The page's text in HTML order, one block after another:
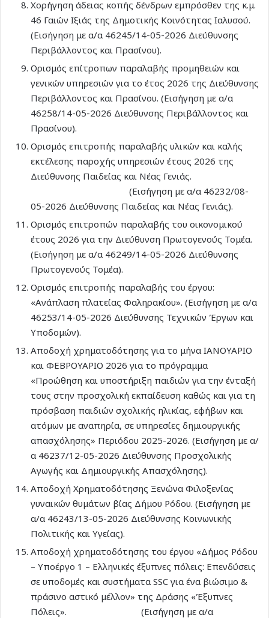
Χορήγηση άδειας κοπής δένδρων εμπρόσθεν της κ.μ.
46 Γαιών Ιξιάς της Δημοτικής Κοινότητας Ιαλυσού.
(Εισήγηση με α/α 46245/14-05-2026 Διεύθυνσης
Περιβάλλοντος και Πρασίνου).
Ορισμός επίτροπων παραλαβής προμηθειών και
γενικών υπηρεσιών για το έτος 2026 της Διεύθυνσης
Περιβάλλοντος και Πρασίνου. (Εισήγηση με α/α
46258/14-05-2026 Διεύθυνσης Περιβάλλοντος και
Πρασίνου).
Ορισμός επιτροπής παραλαβής υλικών και καλής
εκτέλεσης παροχής υπηρεσιών έτους 2026 της
Διεύθυνσης Παιδείας και Νέας Γενιάς.
(Εισήγηση με α/α 46232/08-
05-2026 Διεύθυνσης Παιδείας και Νέας Γενιάς).
Ορισμός επιτροπών παραλαβής του οικονομικού
έτους 2026 για την Διεύθυνση Πρωτογενούς Τομέα.
(Εισήγηση με α/α 46249/14-05-2026 Διεύθυνσης
Πρωτογενούς Τομέα).
Ορισμός επιτροπής παραλαβής του έργου:
«Ανάπλαση πλατείας Φαληρακίου». (Εισήγηση με α/α
46253/14-05-2026 Διεύθυνσης Τεχνικών Έργων και
Υποδομών).
Αποδοχή χρηματοδότησης για το μήνα ΙΑΝΟΥΑΡΙΟ
και ΦΕΒΡΟΥΑΡΙΟ 2026 για το πρόγραμμα
«Προώθηση και υποστήριξη παιδιών για την ένταξή
τους στην προσχολική εκπαίδευση καθώς και για τη
πρόσβαση παιδιών σχολικής ηλικίας, εφήβων και
ατόµων µε αναπηρία, σε υπηρεσίες δημιουργικής
απασχόλησης» Περιόδου 2025-2026. (Εισήγηση με α/
α 46237/12-05-2026 Διεύθυνσης Προσχολικής
Αγωγής και Δημιουργικής Απασχόλησης).
Αποδοχή Χρηματοδότησης Ξενώνα Φιλοξενίας
γυναικών θυμάτων βίας Δήμου Ρόδου. (Εισήγηση με
α/α 46243/13-05-2026 Διεύθυνσης Κοινωνικής
Πολιτικής και Υγείας).
Αποδοχή χρηματοδότησης του έργου «Δήμος Ρόδου
– Yποέργο 1 – Ελληνικές έξυπνες πόλεις: Επενδύσεις
σε υποδομές και συστήματα SSC για ένα βιώσιμο &
πράσινο αστικό μέλλον» της Δράσης «Έξυπνες
Πόλεις». (Εισήγηση με α/α